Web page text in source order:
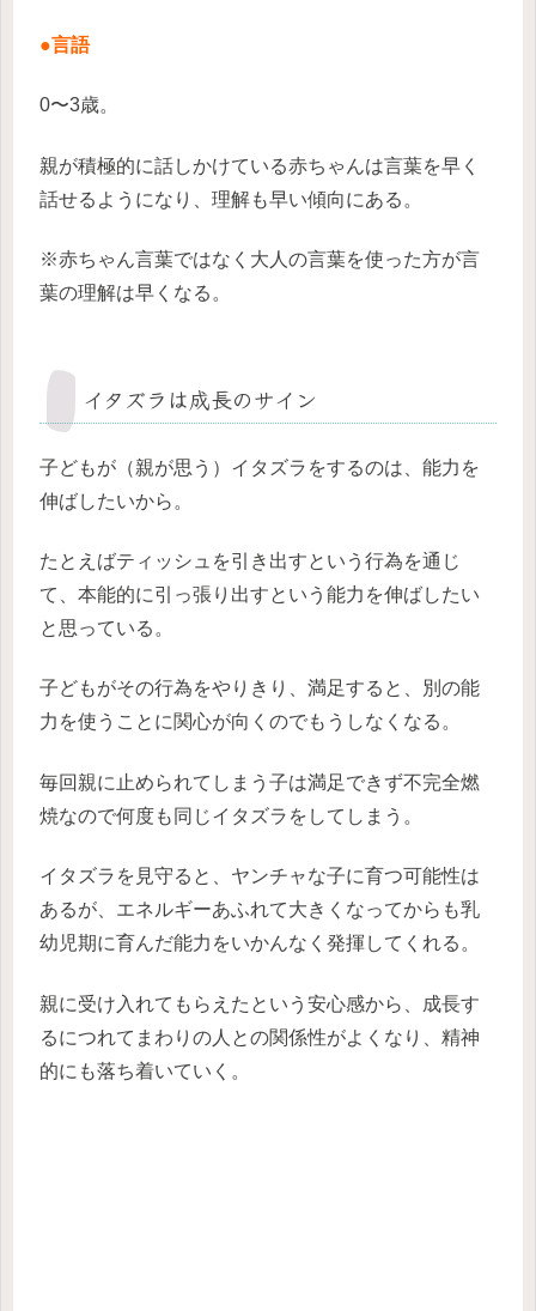
●言語
0〜3歳。
親が積極的に話しかけている赤ちゃんは言葉を早く
話せるようになり、理解も早い傾向にある。
※赤ちゃん言葉ではなく大人の言葉を使った方が言
葉の理解は早くなる。
イタズラは成長のサイン
子どもが（親が思う）イタズラをするのは、能力を
伸ばしたいから。
たとえばティッシュを引き出すという行為を通じ
て、本能的に引っ張り出すという能力を伸ばしたい
と思っている。
子どもがその行為をやりきり、満足すると、別の能
力を使うことに関心が向くのでもうしなくなる。
毎回親に止められてしまう子は満足できず不完全燃
焼なので何度も同じイタズラをしてしまう。
イタズラを見守ると、ヤンチャな子に育つ可能性は
あるが、エネルギーあふれて大きくなってからも乳
幼児期に育んだ能力をいかんなく発揮してくれる。
親に受け入れてもらえたという安心感から、成長す
るにつれてまわりの人との関係性がよくなり、精神
的にも落ち着いていく。